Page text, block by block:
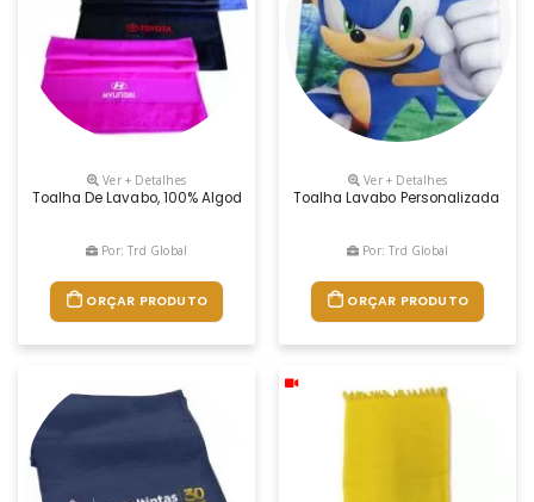
Ver + Detalhes
Toalha De Lavabo, 100% Algodão Com Dimensões De 29 X 50 Cm,
Por: Trd Global
ORÇAR PRODUTO
Ver + Detalhes
Toalha Lavabo Personalizada
Por: Trd Global
ORÇAR PRODUTO